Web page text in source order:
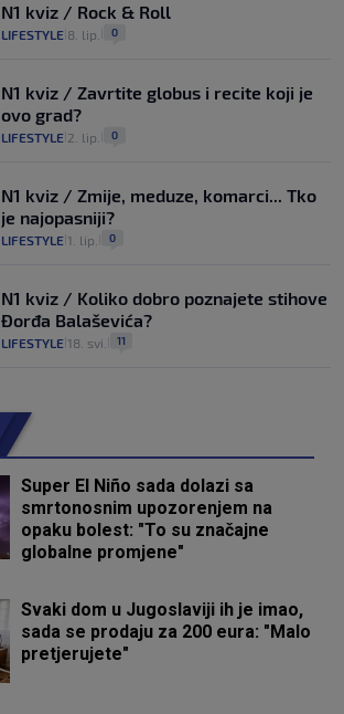
N1 kviz / Rock & Roll
LIFESTYLE 8. lip. 0
N1 kviz / Zavrtite globus i recite koji je
ovo grad?
LIFESTYLE 2. lip. 0
N1 kviz / Zmije, meduze, komarci... Tko
je najopasniji?
LIFESTYLE 1. lip. 0
N1 kviz / Koliko dobro poznajete stihove
Đorđa Balaševića?
LIFESTYLE 18. svi. 11
Super El Niño sada dolazi sa
smrtonosnim upozorenjem na
opaku bolest: "To su značajne
globalne promjene"
Svaki dom u Jugoslaviji ih je imao,
sada se prodaju za 200 eura: "Malo
pretjerujete"